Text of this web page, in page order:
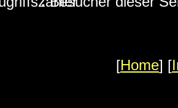
[Home] [